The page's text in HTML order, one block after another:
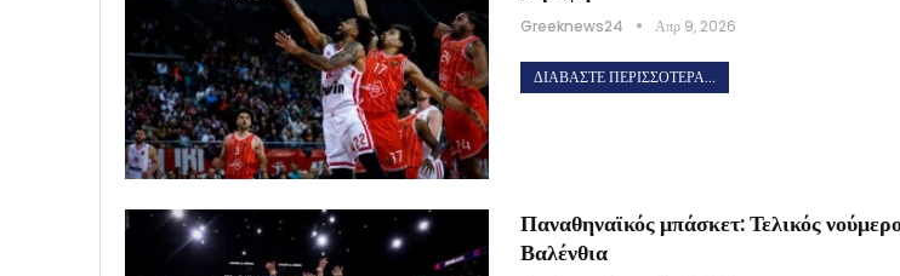
Greeknews24 Απρ 9, 2026
ΔΙΑΒΆΣΤΕ ΠΕΡΙΣΣΌΤΕΡΑ...
Παναθηναϊκός μπάσκετ: Τελικός
Βαλένθια